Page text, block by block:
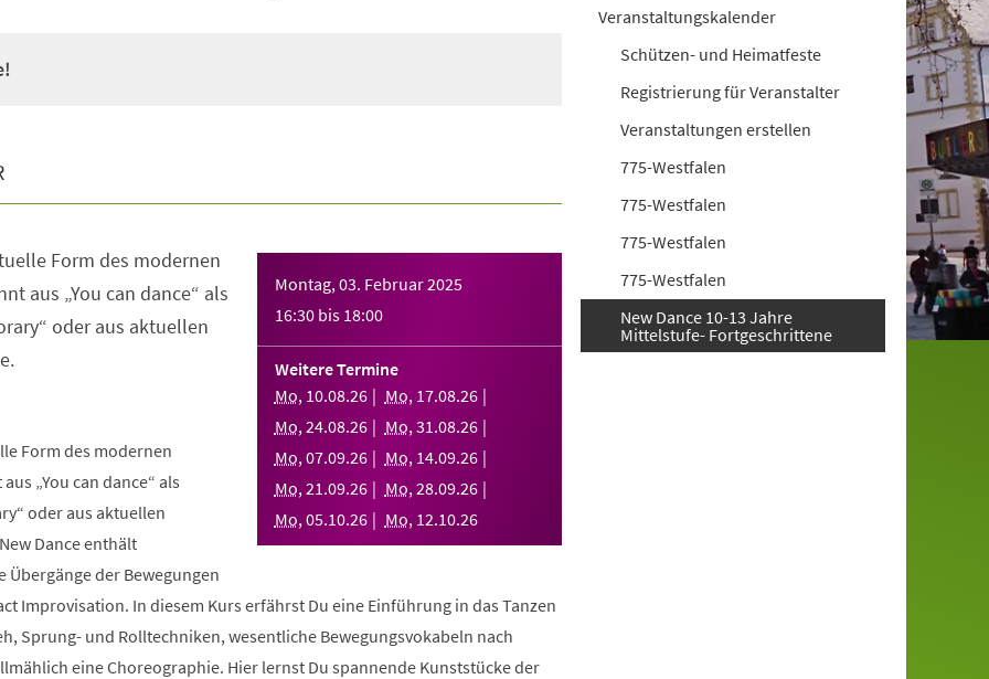
Montag, 03. Februar 2025
16:30 bis 18:00
Weitere Termine
Mo, 10.08.26 Mo, 17.08.26
Mo,24.08.26 Mo,31.08.26
Mo,07.09.26 Mo, 14.09.26
Mo,21.09.26 Mo,28.09.26
Mo,05.10.26 Mo, 12.10.26
Form des modernen
aus „You can dance“ als
oder aus aktuellen
Form des modernen
„You can dance“ als
oder aus aktuellen
Dance enthält
der Bewegungen
Improvisation. In diesem Kurs erfährst Du eine Einführung in das Tanzen
Sprung- und Rolltechniken, wesentliche Bewegungsvokabeln nach
eine Choreographie. Hier lernst Du spannende Kunststücke der
Veranstaltungskalender
Schützen- und Heimatfeste
Registrierung für Veranstalter
Veranstaltungen erstellen
775-Westfalen
775-Westfalen
775-Westfalen
775-Westfalen
New Dance 10-13 Jahre
Mittelstufe- Fortgeschrittene